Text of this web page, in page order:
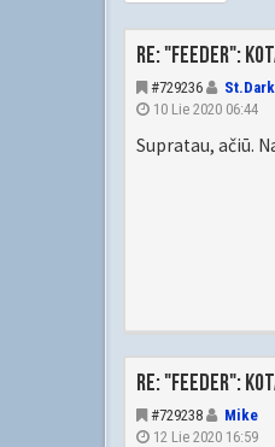
Re: "Feeder":
#729236
10 Lie 2020 06:44
Supratau, ačiū.
Re: "Feeder":
#729238
Mike
12 Lie 2020 16:59